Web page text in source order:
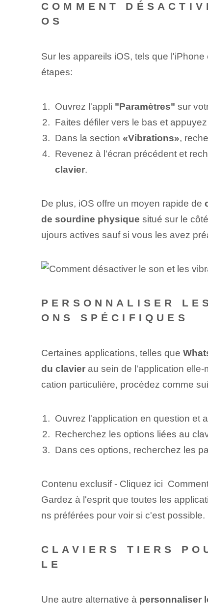
COMMENT
OS
Sur les appareils iOS, tels que
étapes:
Ouvrez l'appli "Paramètres" sur
Faites défiler vers le bas et
Dans la section «Vibrations»,
Revenez à l'écran précédent et
clavier.
De plus, iOS offre un moyen rapide de
de sourdine physique situé sur le
ujours actives sauf si vous les avez
PERSONNALISER
ONS SPÉCIFIQUES
Certaines applications, telles que
du clavierau sein de l'application elle-
cation particulière, procédez comme
Ouvrez l'application en question et
Recherchez les options liées au
Dans ces options, recherchez les
Contenu exclusif - Cliquez ici
Gardez à l'esprit que toutes les
ns préférées pour voir si c'est possible.
CLAVIERS TIERS
LE
Une autre alternative à personnaliser